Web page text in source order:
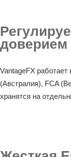
доверием
VantageFX работает
(Австралия), FCA
хранятся на